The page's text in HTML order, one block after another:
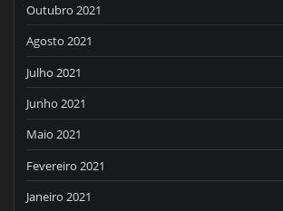
Outubro 2021
Agosto 2021
Julho 2021
Junho 2021
Maio 2021
Fevereiro 2021
Janeiro 2021